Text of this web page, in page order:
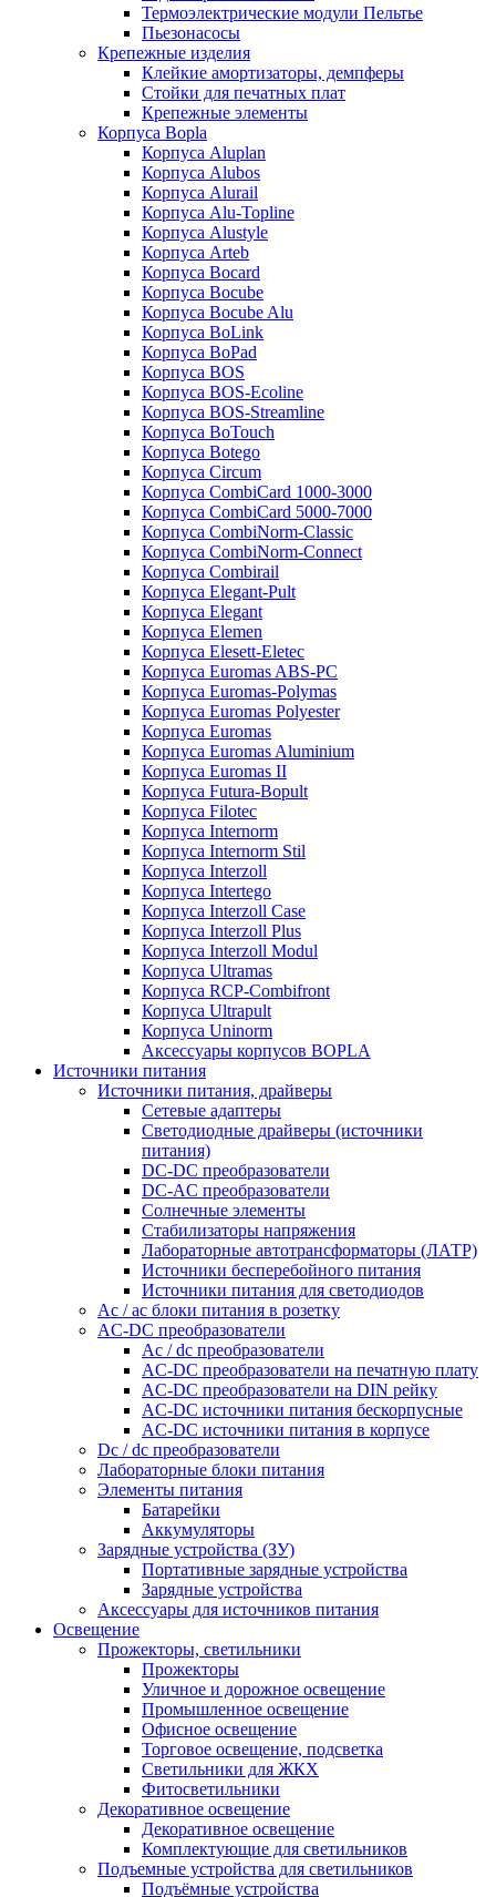
Термоэлектрические модули Пельтье
Пьезонасосы
Крепежные изделия
Клейкие амортизаторы, демпферы
Стойки для печатных плат
Крепежные элементы
Корпуса Bopla
Корпуса Aluplan
Корпуса Alubos
Корпуса Alurail
Корпуса Alu-Topline
Корпуса Alustyle
Корпуса Arteb
Корпуса Bocard
Корпуса Bocube
Корпуса Bocube Alu
Корпуса BoLink
Корпуса BoPad
Корпуса BOS
Корпуса BOS-Ecoline
Корпуса BOS-Streamline
Корпуса BoTouch
Корпуса Botego
Корпуса Circum
Корпуса CombiCard 1000-3000
Корпуса CombiCard 5000-7000
Корпуса CombiNorm-Classic
Корпуса CombiNorm-Connect
Корпуса Combirail
Корпуса Elegant-Pult
Корпуса Elegant
Корпуса Elemen
Корпуса Elesett-Eletec
Корпуса Euromas ABS-PC
Корпуса Euromas-Polymas
Корпуса Euromas Polyester
Корпуса Euromas
Корпуса Euromas Aluminium
Корпуса Euromas II
Корпуса Futura-Bopult
Корпуса Filotec
Корпуса Internorm
Корпуса Internorm Stil
Корпуса Interzoll
Корпуса Intertego
Корпуса Interzoll Case
Корпуса Interzoll Plus
Корпуса Interzoll Modul
Корпуса Ultramas
Корпуса RCP-Combifront
Корпуса Ultrapult
Корпуса Uninorm
Аксессуары корпусов BOPLA
Источники питания
Источники питания, драйверы
Сетевые адаптеры
Светодиодные драйверы (источники
питания)
DC-DC преобразователи
DC-AC преобразователи
Солнечные элементы
Стабилизаторы напряжения
Лабораторные автотрансформаторы (ЛАТР)
Источники бесперебойного питания
Источники питания для светодиодов
Ac / ac блоки питания в розетку
AC-DC преобразователи
Ac / dc преобразователи
AC-DC преобразователи на печатную плату
AC-DC преобразователи на DIN рейку
AC-DC источники питания бескорпусные
AC-DC источники питания в корпусе
Dc / dc преобразователи
Лабораторные блоки питания
Элементы питания
Батарейки
Аккумуляторы
Зарядные устройства (ЗУ)
Портативные зарядные устройства
Зарядные устройства
Аксессуары для источников питания
Освещение
Прожекторы, светильники
Прожекторы
Уличное и дорожное освещение
Промышленное освещение
Офисное освещение
Торговое освещение, подсветка
Светильники для ЖКХ
Фитосветильники
Декоративное освещение
Декоративное освещение
Комплектующие для светильников
Подъемные устройства для светильников
Подъёмные устройства